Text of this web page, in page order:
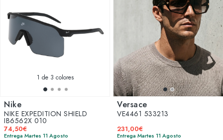
1 de 3 colores
Nike
NIKE EXPEDITION SHIELD
IB6562X 010
74,50€
Entrega Martes 11 Agosto
Versace
VE4461 533213
231,00€
Entrega Martes 11 Agosto